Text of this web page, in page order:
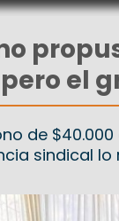
pero el
de
sindical